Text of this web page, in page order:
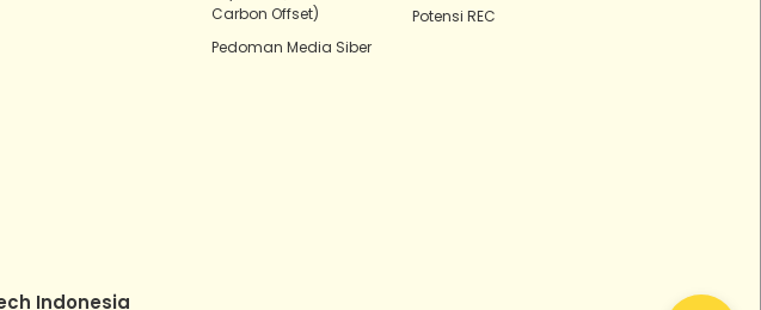
Carbon Offset)
Pedoman Media Siber
Potensi REC
Indonesia